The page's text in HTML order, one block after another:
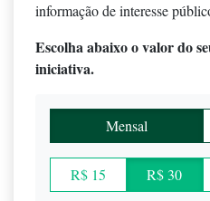
informação de interesse
Escolha abaixo o valor do
iniciativa.
Mensal
R$ 15 R$ 30